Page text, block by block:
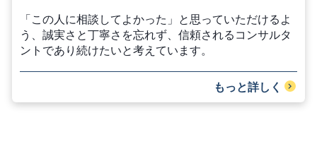
「この人に相談してよかった」と思っていただけるよ
う、誠実さと丁寧さを忘れず、信頼されるコンサルタ
ントであり続けたいと考えています。
もっと詳しく